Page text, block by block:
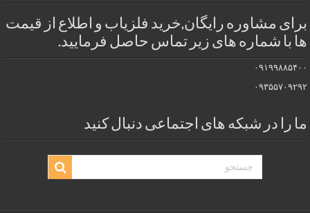
برای مشاوره رایگان,خرید فلزیاب و اطلاع از قیمت
ها با شماره های زیر تماس حاصل فرمایید.
۰۹۱۹۹۸۸۵۴۰۰
۰۹۳۵۵۷۰۹۲۹۲
ما را در شبکه های اجتماعی دنبال کنید